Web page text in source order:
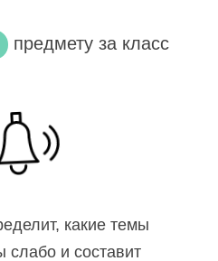
предмету за класс
какие темы
и составит